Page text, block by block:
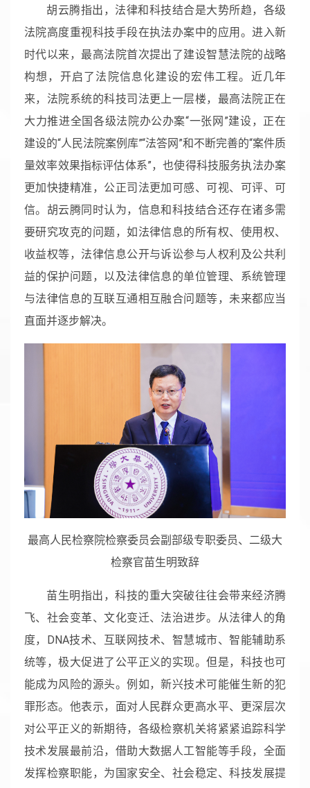
胡云腾指出，法律和科技结合是大势所趋，各级
法院高度重视科技手段在执法办案中的应用。进入新
时代以来，最高法院首次提出了建设智慧法院的战略
构想，开启了法院信息化建设的宏伟工程。近几年
来，法院系统的科技司法更上一层楼，最高法院正在
大力推进全国各级法院办公办案“一张网”建设，正在
建设的“人民法院案例库”“法答网”和不断完善的“案件质
量效率效果指标评估体系”，也使得科技服务执法办案
更加快捷精准，公正司法更加可感、可视、可评、可
信。胡云腾同时认为，信息和科技结合还存在诸多需
要研究攻克的问题，如法律信息的所有权、使用权、
收益权等，法律信息公开与诉讼参与人权利及公共利
益的保护问题，以及法律信息的单位管理、系统管理
与法律信息的互联互通相互融合问题等，未来都应当
直面并逐步解决。
最高人民检察院检察委员会副部级专职委员、二级大
检察官苗生明致辞
苗生明指出，科技的重大突破往往会带来经济腾
飞、社会变革、文化变迁、法治进步。从法律人的角
度，DNA技术、互联网技术、智慧城市、智能辅助系
统等，极大促进了公平正义的实现。但是，科技也可
能成为风险的源头。例如，新兴技术可能催生新的犯
罪形态。他表示，面对人民群众更高水平、更深层次
对公平正义的新期待，各级检察机关将紧紧追踪科学
技术发展最前沿，借助大数据人工智能等手段，全面
发挥检察职能，为国家安全、社会稳定、科技发展提